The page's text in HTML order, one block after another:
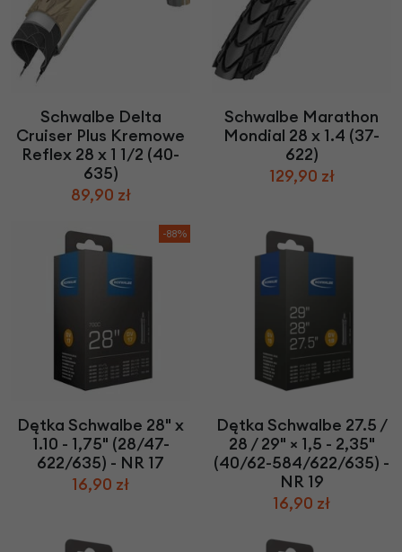
Schwalbe Delta
Cruiser Plus Kremowe
Reflex 28 x 1 1/2 (40-
635)
89,90 zł
Schwalbe Marathon
Mondial 28 x 1.4 (37-
622)
129,90 zł
-88%
Dętka Schwalbe 28" x
1.10 - 1,75" (28/47-
622/635) - NR 17
16,90 zł
Dętka Schwalbe 27.5 /
28 / 29" × 1,5 - 2,35"
(40/62-584/622/635) -
NR 19
16,90 zł